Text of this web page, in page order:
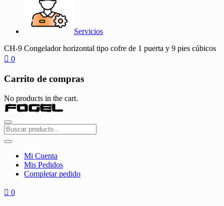
Servicios
CH-9 Congelador horizontal tipo cofre de 1 puerta y 9 pies cúbicos
0
Carrito de compras
No products in the cart.
Mi Cuenta
Mis Pedidos
Completar pedido
0